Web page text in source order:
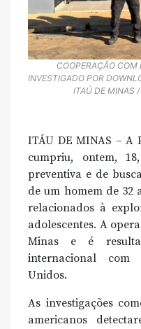
COOPERAÇÃO COM
INVESTIGADO POR
ITAÚ DE MINAS
ITÁU DE MINAS –A
cumpriu, ontem,
preventiva e de
de um homem de 32
relacionados à
adolescentes. A
Minas e é
internacional com
Unidos.
As investigações
americanos